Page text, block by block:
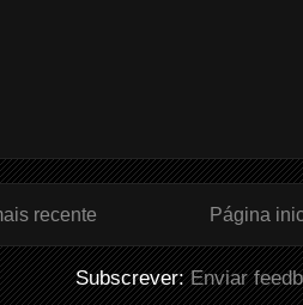
recente Página
Subscrever:Enviar